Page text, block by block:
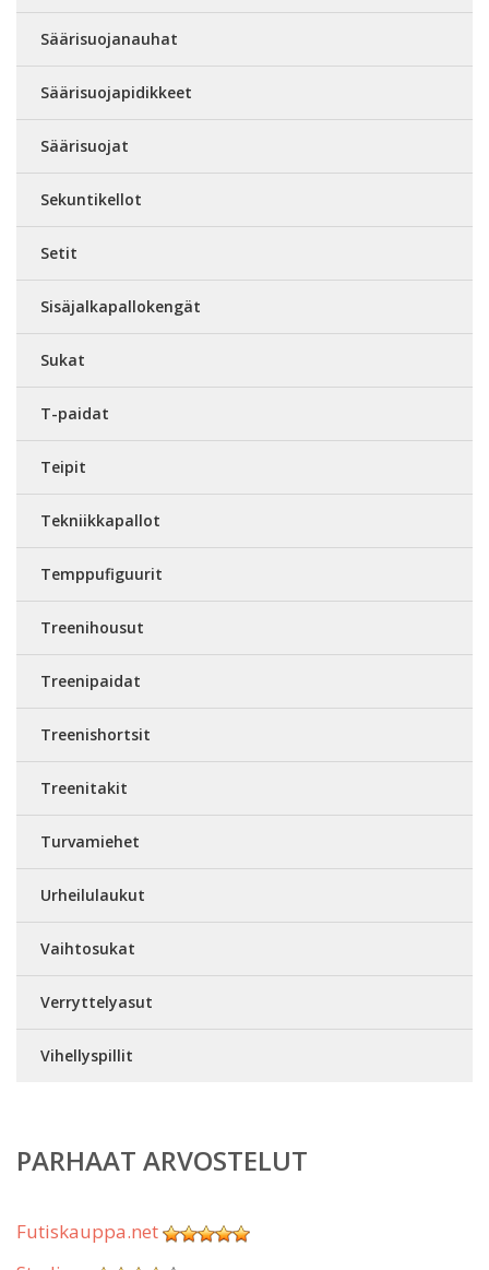
Säärisuojanauhat
Säärisuojapidikkeet
Säärisuojat
Sekuntikellot
Setit
Sisäjalkapallokengät
Sukat
T-paidat
Teipit
Tekniikkapallot
Temppufiguurit
Treenihousut
Treenipaidat
Treenishortsit
Treenitakit
Turvamiehet
Urheilulaukut
Vaihtosukat
Verryttelyasut
Vihellyspillit
PARHAAT ARVOSTELUT
Futiskauppa.net